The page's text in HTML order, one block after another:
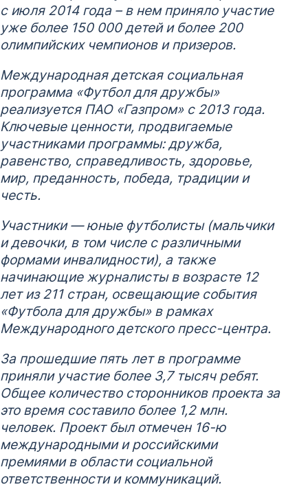
с июля 2014 года – в нем приняло участие
уже более 150 000 детей и более 200
олимпийских чемпионов и призеров.
Международная детская социальная
программа «Футбол для дружбы»
реализуется ПАО «Газпром» с 2013 года.
Ключевые ценности, продвигаемые
участниками программы: дружба,
равенство, справедливость, здоровье,
мир, преданность, победа, традиции и
честь.
Участники — юные футболисты (мальчики
и девочки, в том числе с различными
формами инвалидности), а также
начинающие журналисты в возрасте 12
лет из 211 стран, освещающие события
«Футбола для дружбы» в рамках
Международного детского пресс-центра.
За прошедшие пять лет в программе
приняли участие более 3,7 тысяч ребят.
Общее количество сторонников проекта за
это время составило более 1,2 млн.
человек. Проект был отмечен 16-ю
международными и российскими
премиями в области социальной
ответственности и коммуникаций.